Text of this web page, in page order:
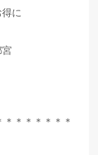
に
＊＊＊＊＊＊